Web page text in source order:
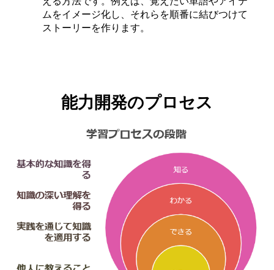
ムをイメージ化し、それらを順番に結びつけて
ストーリーを作ります。
能力開発のプロセス